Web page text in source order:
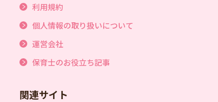
利用規約
個人情報の取り扱いについて
運営会社
保育士のお役立ち記事
関連サイト